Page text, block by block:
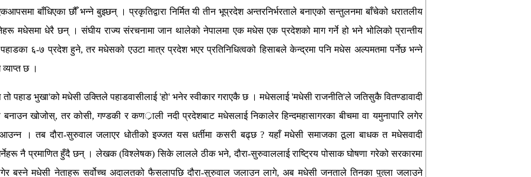
बाँधिएका छौँ भन्ने बुझ्छन् । प्रकृतिद्वारा निर्मित यी तीन भूप्रदेश अन्तरनिर्भरताले बनाएको सन्तुलनमा बाँचेको धरातलीय
मधेसमा धेरै छन् । संघीय राज्य संरचनामा जान थालेको नेपालमा एक मधेस एक प्रदेशको माग गर्ने हो भने भोलिको प्रान्तीय
पहाडका ६-७ प्रदेश हुने, तर मधेसको एउटा मात्र प्रदेश भएर प्रतिनिधित्वको हिसाबले केन्द्रमा पनि मधेस अल्पमतमा पर्नेछ भन्ने
छ ।
पहाड भुखा'को मधेसी उक्तिले पहाडवासीलाई 'हो' भनेर स्वीकार गराएकै छ । मधेसलाई 'मधेसी राजनीति'ले जतिसुकै वितण्डावादी
बनाउन खोजोस्, तर कोसी, गण्डकी र कणर्ाली नदी प्रदेशबाट मधेसलाई निकालेर हिन्दमहासागरका बीचमा वा यमुनापारि लगेर
आउन्न । तब दौरा-सुरुवाल जलाएर धोतीको इज्जत यस धर्तीमा कसरी बढ्छ ? यहाँ मधेसी समाजका ठूला बाधक त मधेसवादी
नै प्रमाणित हुँदै छन् । लेखक (विश्लेषक) सिके लालले ठीक भने, दौरा-सुरुवाललाई राष्ट्रिय पोसाक घोषणा गरेको सरकारमा
बस्ने मधेसी नेताहरू सर्वोच्च अदालतको फैसलापछि दौरा-सुरुवाल जलाउन लागे, अब मधेसी जनताले तिनका पुत्ला जलाउने